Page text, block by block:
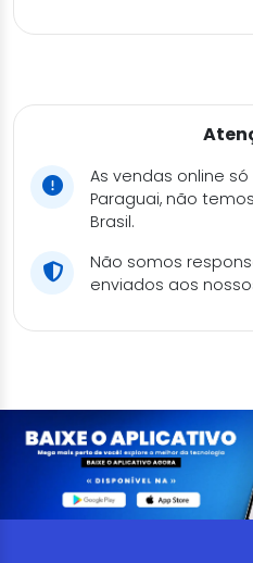
As vendas online
Paraguai, não
Brasil.
Não somos
enviados aos